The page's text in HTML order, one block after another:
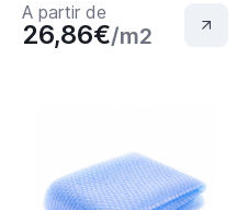
A partir de
26,86€/m2